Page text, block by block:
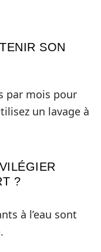
SON
par mois pour
un lavage à
?
à l’eau sont